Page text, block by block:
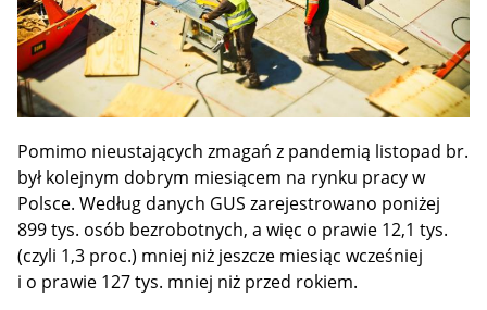
Pomimo nieustających zmagań z pandemią listopad br.
był kolejnym dobrym miesiącem na rynku pracy w
Polsce. Według danych GUS zarejestrowano poniżej
899 tys. osób bezrobotnych, a więc o prawie 12,1 tys.
(czyli 1,3 proc.) mniej niż jeszcze miesiąc wcześniej
i o prawie 127 tys. mniej niż przed rokiem.